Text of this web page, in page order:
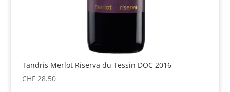
Tandris Merlot Riserva du Tessin DOC 2016
CHF28.50